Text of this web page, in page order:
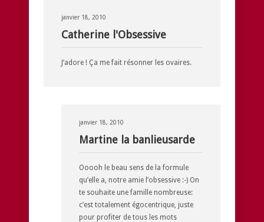
janvier 18, 2010
Catherine l'Obsessive
J’adore ! Ça me fait résonner les ovaires.
janvier 18, 2010
Martine la banlieusarde
Ooooh le beau sens de la formule
qu’elle a, notre amie l’obsessive :-) On
te souhaite une famille nombreuse:
c’est totalement égocentrique, juste
pour profiter de tous les mots